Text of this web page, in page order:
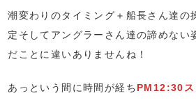
潮変わりのタイミング＋船長さん達の
定そしてアングラーさん達の諦めない
だことに違いありませんね！
あっという間に時間が経ちPM12:30ス